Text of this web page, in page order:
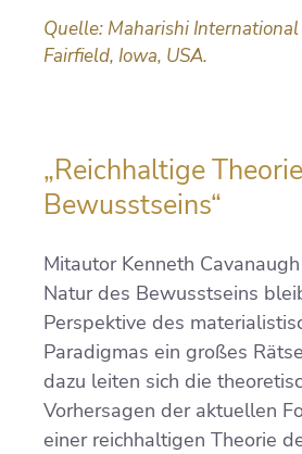
Quelle: Maharishi
Fairfield, Iowa, USA.
„Reichhaltige
Bewusstseins“
Mitautor Kenneth
Natur des Bewusstseins
Perspektive des
Paradigmas ein großes
dazu leiten sich die
Vorhersagen der aktuellen
einer reichhaltigen Theorie